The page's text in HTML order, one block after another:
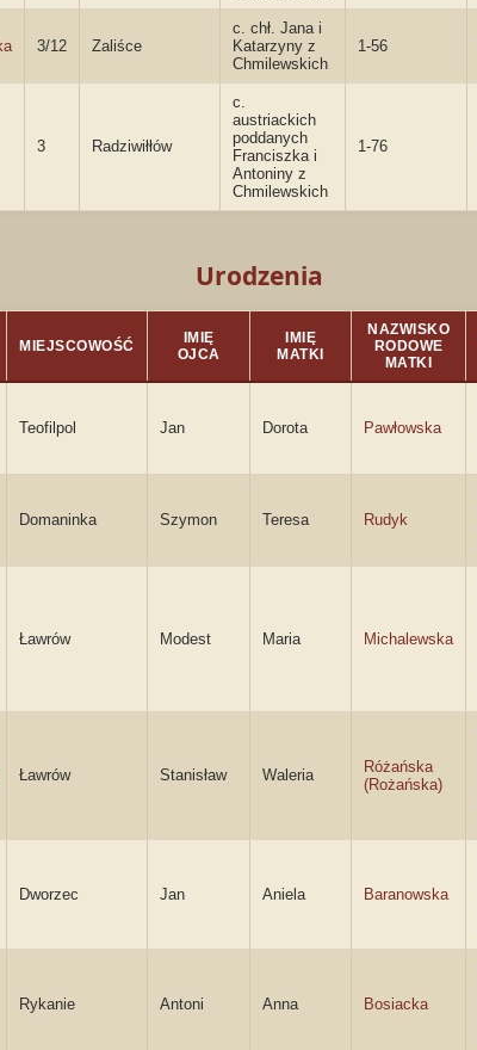
3/12 Zaliśce
c. chł. Jana i
Katarzyny z
Chmilewskich
1-56
3 Radziwiłłów
c.
austriackich
poddanych
Franciszka i
Antoniny z
Chmilewskich
1-76
Urodzenia
MIEJSCOWOŚĆ
IMIĘ
OJCA
IMIĘ
MATKI
NAZWISKO
RODOWE
MATKI
Teofilpol Jan Dorota Pawłowska
Domaninka Szymon Teresa Rudyk
Ławrów Modest Maria Michalewska
Ławrów Stanisław Waleria
Różańska
(Rożańska)
Dworzec Jan Aniela Baranowska
Rykanie Antoni Anna Bosiacka